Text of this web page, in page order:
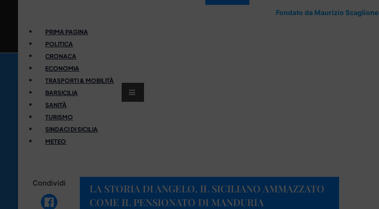
Fondato da Maurizio Scaglione
PRIMA PAGINA
POLITICA
CRONACA
ECONOMIA
TRASPORTI & MOBILITÀ
BARSICILIA
SANITÀ
TURISMO
SINDACI DI SICILIA
METEO
Condividi
LA STORIA DI ANGELO, IL SICILIANO AMMAZZATO
COME IL PENSIONATO DI MANDURIA